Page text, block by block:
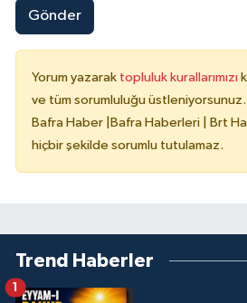
Gönder
Yorum yazarak topluluk kurallarımızı
ve tüm sorumluluğu üstleniyorsunuz.
Bafra Haber |Bafra Haberleri | Brt
hiçbir şekilde sorumlu tutulamaz.
Trend Haberler
1